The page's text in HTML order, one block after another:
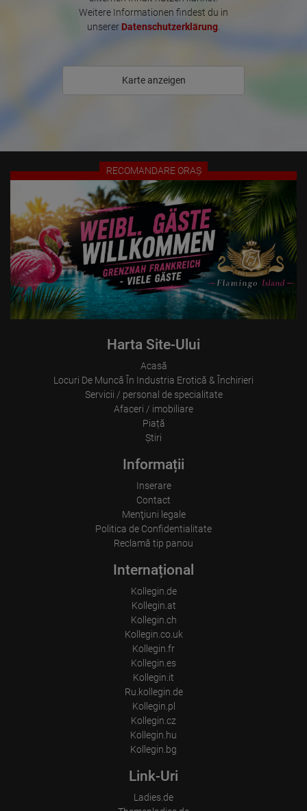
- Închirieri disponibile pentru o zi, tarife orare disponibile și la cerere -
Toate facilitățile comerciale, cum ar fi Marktkauf, salon de
înfrumusețare, Aldi, Lidl, Netto, salon de bronzat, sală de fitness,
Rossmann, DM, farmacie și restaurante, se află la 2 minute de mers
pe jos.
Contactați-ne prin telefon, WhatsApp, Viber, SMS sau e-mail pentru
a putea programa o întâlnire sau a răspunde la întrebările
dumneavoastră.
Vă rugăm să rețineți: Doamnele însoțite de bărbați nu sunt permise
aici!
Echipa de la Haus Freya & Afrodita vă așteaptă cu nerăbdare!
+49-155-10029280 (și WhatsApp, Viber, SMS)
freya-afrodita-house@gmx.de
Weitere Informationen findest du in
unserer Datenschutzerklärung
Karte anzeigen
RECOMANDARE ORAȘ
Harta Site-Ului
Acasă
Locuri De Muncă În Industria Erotică & Închirieri
Servicii / personal de specialitate
Afaceri / imobiliare
Piață
Ştiri
Informații
Inserare
Contact
Menţiuni legale
Politica de Confidentialitate
Reclamă tip panou
Internațional
Kollegin.de
Kollegin.at
Kollegin.ch
Kollegin.co.uk
Kollegin.fr
Kollegin.es
Kollegin.it
Ru.kollegin.de
Kollegin.pl
Kollegin.cz
Kollegin.hu
Kollegin.bg
Link-Uri
Ladies.de